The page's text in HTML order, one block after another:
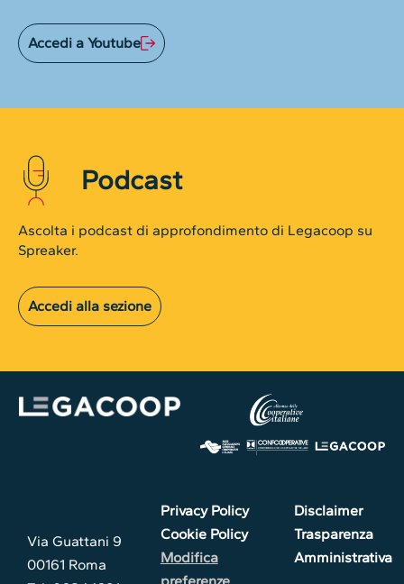
Accedi a Youtube
Podcast
Ascolta i podcast di approfondimento di Legacoop su
Spreaker.
Accedi alla sezione
Via Guattani 9
00161 Roma
Privacy Policy
Cookie Policy
Modifica
Disclaimer
Trasparenza
Amministrativa